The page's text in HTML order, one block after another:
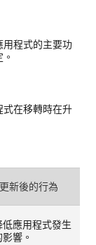
程式的主要功
在移轉時在升
新後的行為
低應用程式發生
響。